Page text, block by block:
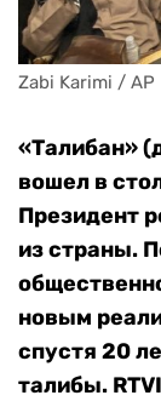
Zabi Karimi / AP
«Талибан»
вошел в
Президент
из страны.
новым
спустя 20
талибы.